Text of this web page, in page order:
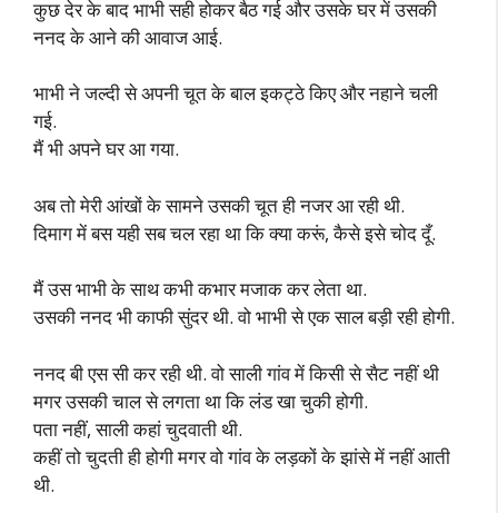
कुछ देर के बाद भाभी सही होकर बैठ गई और उसके घर में उसकी
ननद के आने की आवाज आई.
भाभी ने जल्दी से अपनी चूत के बाल इकट्ठे किए और नहाने चली
गई.
मैं भी अपने घर आ गया.
अब तो मेरी आंखों के सामने उसकी चूत ही नजर आ रही थी.
दिमाग में बस यही सब चल रहा था कि क्या करूं, कैसे इसे चोद दूँ.
मैं उस भाभी के साथ कभी कभार मजाक कर लेता था.
उसकी ननद भी काफी सुंदर थी. वो भाभी से एक साल बड़ी रही होगी.
ननद बी एस सी कर रही थी. वो साली गांव में किसी से सैट नहीं थी
मगर उसकी चाल से लगता था कि लंड खा चुकी होगी.
पता नहीं, साली कहां चुदवाती थी.
कहीं तो चुदती ही होगी मगर वो गांव के लड़कों के झांसे में नहीं आती
थी.